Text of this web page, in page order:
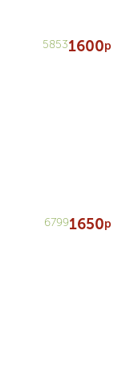
58531600р
67991650р